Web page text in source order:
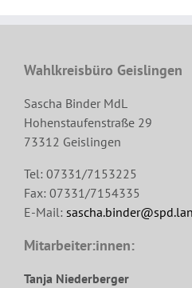
Wahlkreisbüro Geislingen
Sascha Binder MdL
Hohenstaufenstraße 29
73312 Geislingen
Tel: 07331/7153225
Fax: 07331/7154335
E-Mail:
Mitarbeiter:innen:
Tanja Niederberger